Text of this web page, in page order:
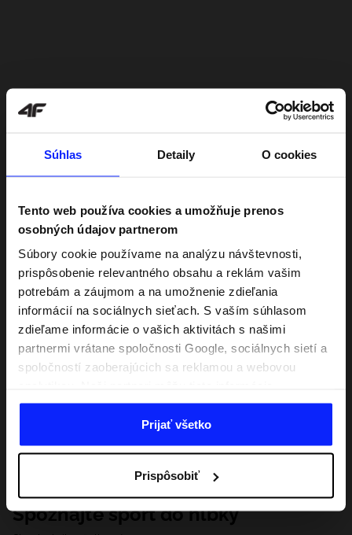
Súhlas Detaily O cookies
Tento web používa cookies a umožňuje prenos
osobných údajov partnerom
Súbory cookie používame na analýzu návštevnosti,
prispôsobenie relevantného obsahu a reklám vašim
potrebám a záujmom a na umožnenie zdieľania
informácií na sociálnych sieťach. S vaším súhlasom
zdieľame informácie o vašich aktivitách s našimi
partnermi vrátane spoločnosti Google, sociálnych sietí a
spoločností zaoberajúcich sa reklamou a webovou
kombinovať s inými, ktoré poskytnete mimo tejto
webovej stránky, ako aj s údajmi, ktoré získajú v
dôsledku vášho používania ich služieb. S vaším
našim partnerom, aby sme zacielili a zlepšili spôsob
zobrazovania online reklamy, vykonali analytický
prieskum, upravili obsah a zlepšili riešenia ponúkané
Prijať všetko
Prispôsobiť
Spoznajte šport do hĺbky